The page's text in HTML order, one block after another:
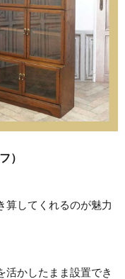
）
算してくれるのが魅力
活かしたまま設置でき